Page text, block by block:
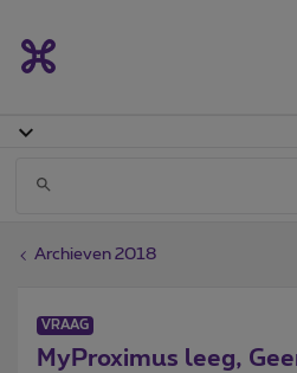
Archieven 2018
VRAAG
MyProximus leeg,